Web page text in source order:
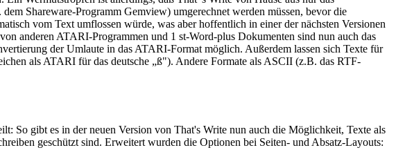
Shareware-Programm Gemview) umgerechnet werden müssen, bevor die
vom Text umflossen würde, was aber hoffentlich in einer der nächsten Versionen
anderen ATARI-Programmen und 1 st-Word-plus Dokumenten sind nun auch das
der Umlaute in das ATARI-Format möglich. Außerdem lassen sich Texte für
als ATARI für das deutsche „ß"). Andere Formate als ASCII (z.B. das RTF-
So gibt es in der neuen Version von That's Write nun auch die Möglichkeit, Texte als
geschützt sind. Erweitert wurden die Optionen bei Seiten- und Absatz-Layouts: